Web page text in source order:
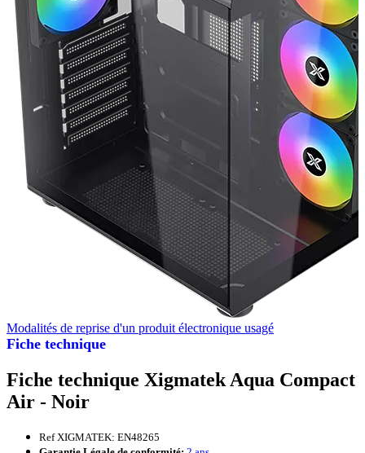
Fiche technique
Modalités de reprise d'un produit électronique usagé
Fiche technique Xigmatek Aqua Compact
Air - Noir
Ref XIGMATEK: EN48265